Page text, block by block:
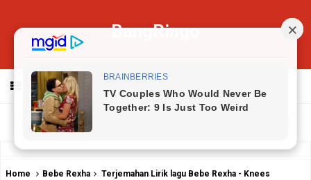
BangRingo
MENU
Home Bebe Rexha Terjemahan Lirik lagu Bebe Rexha - Knees